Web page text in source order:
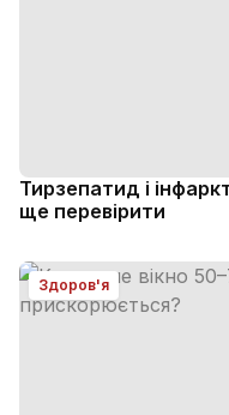
Тирзепатид і
ще перевірити
Здоров'я